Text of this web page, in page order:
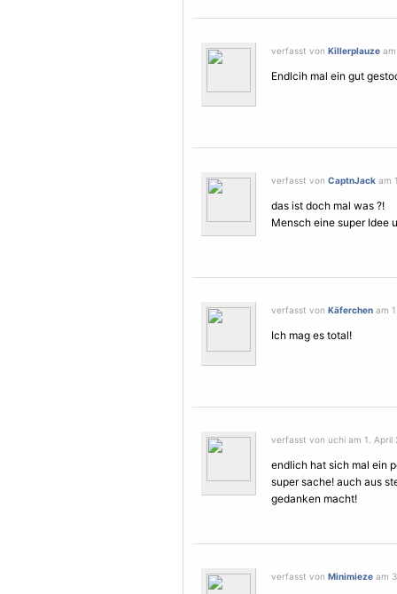
verfasst von Killerplauze
Endlcih mal ein gut
verfasst von CaptnJack am
das ist doch mal was ?!
Mensch eine super Idee
verfasst von Käferchen am
Ich mag es total!
verfasst von uchi am 1. April
endlich hat sich mal ein
super sache! auch aus
gedanken macht!
verfasst von Minimieze am